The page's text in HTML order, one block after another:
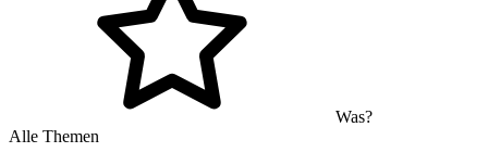
Was?
Alle Themen